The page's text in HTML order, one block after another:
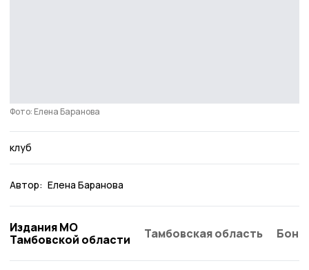
Фото: Елена Баранова
клуб
Автор: Елена Баранова
Издания МО
Тамбовской области
Тамбовская область